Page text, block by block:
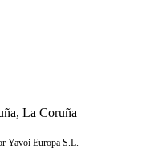
La Coruña
Yavoi Europa S.L.